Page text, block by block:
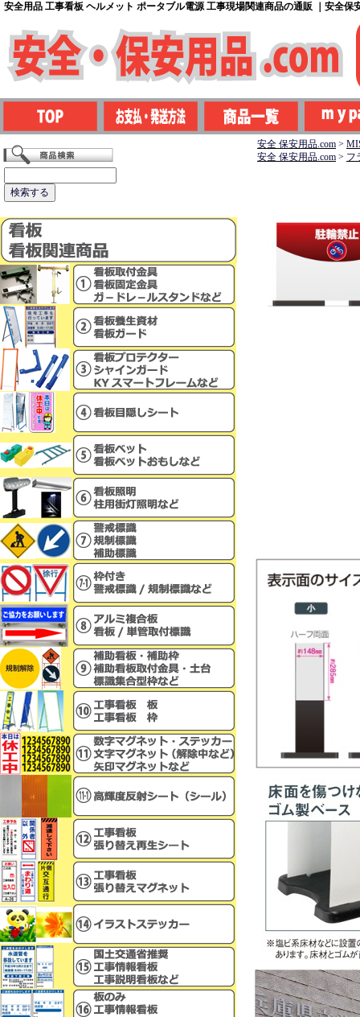
安全用品 工事看板 ヘルメット ポータブル電源 工事現場関連商品の通販 ｜安全保
安全 保安用品.com >
安全 保安用品.com > フ